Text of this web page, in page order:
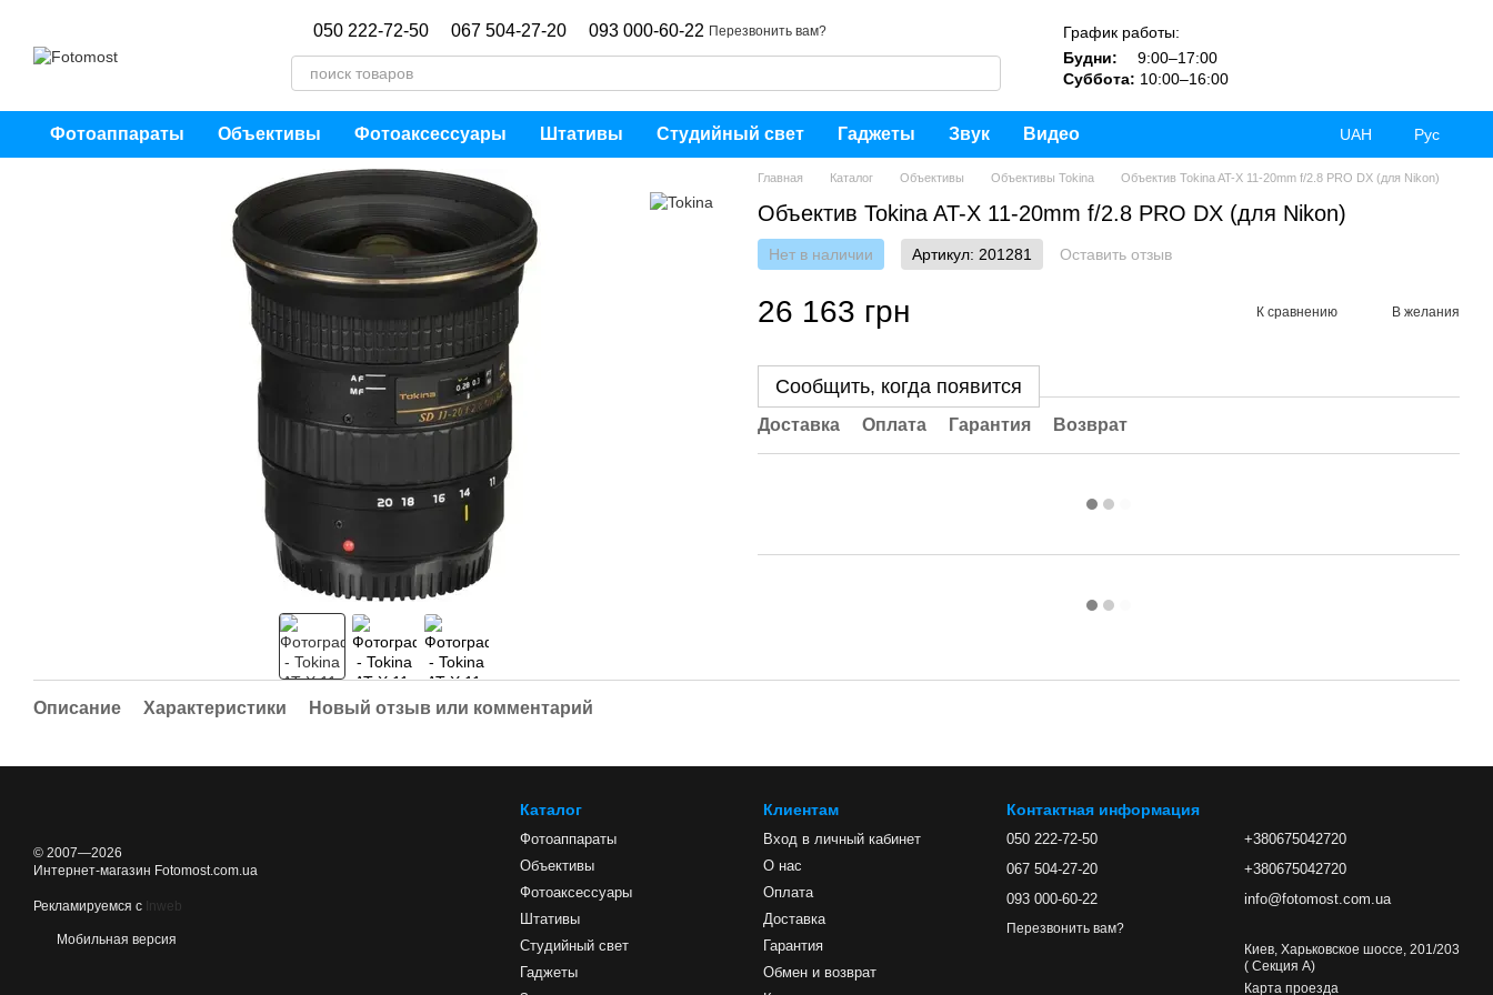
050 222-72-50 067 504-27-20 093 000-60-22 Перезвонить вам?
График работы:
Будни:
9:00–17:00
Суббота: 10:00–16:00
Фотоаппараты Объективы Фотоаксессуары Штативы Студийный свет Гаджеты Звук Видео UAH Рус
Главная Каталог Объективы Объективы Tokina Объектив Tokina AT-X 11-20mm f/2.8 PRO DX (для Nikon)
Объектив Tokina AT-X 11-20mm f/2.8 PRO DX (для Nikon)
Нет в наличии Артикул: 201281 Оставить отзыв
26 163 грн К сравнению В желания
Сообщить, когда появится
Доставка Оплата Гарантия Возврат
Описание Характеристики Новый отзыв или комментарий
© 2007—2026
Интернет-магазин Fotomost.com.ua
Рекламируемся с Inweb
Мобильная версия
Каталог
Фотоаппараты
Объективы
Фотоаксессуары
Штативы
Студийный свет
Гаджеты
Клиентам
Вход в личный кабинет
О нас
Оплата
Доставка
Гарантия
Обмен и возврат
Контактная информация
050 222-72-50
067 504-27-20
093 000-60-22
Перезвонить вам?
+380675042720
+380675042720
info@fotomost.com.ua
Киев, Харьковское шоссе, 201/203
( Секция А)
Карта проезда